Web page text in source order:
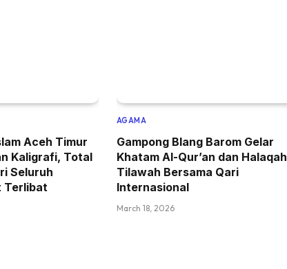
Aceh Timur
Kaligrafi, Total
Seluruh
Terlibat
AGAMA
Gampong Blang Barom Gelar
Khatam Al-Qur’an dan Halaqah
Tilawah Bersama Qari
Internasional
March 18, 2026